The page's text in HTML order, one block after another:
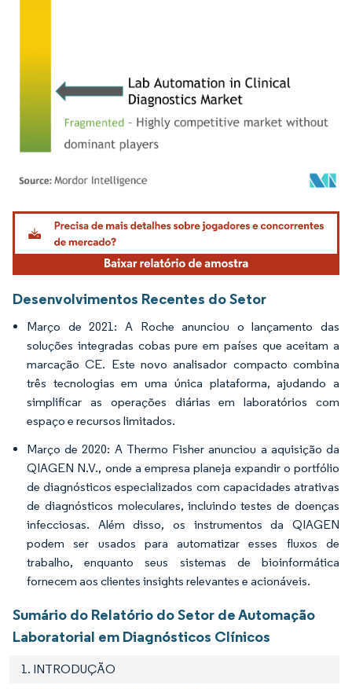
Imagem © Mordor Intelligence. O reuso requer atribuição conforme CC BY 4.0.
Desenvolvimentos Recentes do Setor
Março de 2021: A Roche anunciou o lançamento das
soluções integradas cobas pure em países que aceitam a
marcação CE. Este novo analisador compacto combina
três tecnologias em uma única plataforma, ajudando a
simplificar as operações diárias em laboratórios com
espaço e recursos limitados.
Março de 2020: A Thermo Fisher anunciou a aquisição da
QIAGEN N.V., onde a empresa planeja expandir o portfólio
de diagnósticos especializados com capacidades atrativas
de diagnósticos moleculares, incluindo testes de doenças
infecciosas. Além disso, os instrumentos da QIAGEN
podem ser usados para automatizar esses fluxos de
trabalho, enquanto seus sistemas de bioinformática
fornecem aos clientes insights relevantes e acionáveis.
Sumário do Relatório do Setor de Automação
Laboratorial em Diagnósticos Clínicos
1. INTRODUÇÃO